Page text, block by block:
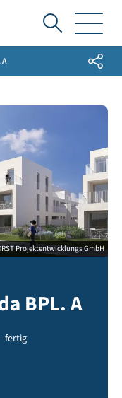
Ich
suche...Share
Projektentwicklungs GmbH
BPL. A
fertig